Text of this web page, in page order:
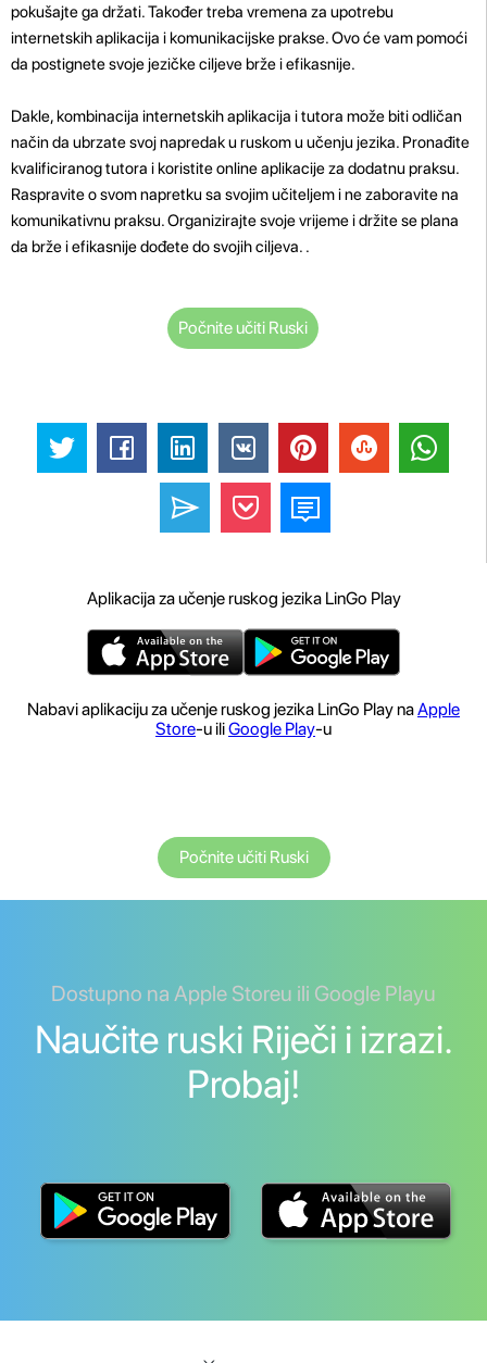
pokušajte ga držati. Također treba vremena za upotrebu
internetskih aplikacija i komunikacijske prakse. Ovo će vam pomoći
da postignete svoje jezičke ciljeve brže i efikasnije.
Dakle, kombinacija internetskih aplikacija i tutora može biti odličan
način da ubrzate svoj napredak u ruskom u učenju jezika. Pronađite
kvalificiranog tutora i koristite online aplikacije za dodatnu praksu.
Raspravite o svom napretku sa svojim učiteljem i ne zaboravite na
komunikativnu praksu. Organizirajte svoje vrijeme i držite se plana
da brže i efikasnije dođete do svojih ciljeva. .
Počnite učiti Ruski
Aplikacija za učenje ruskog jezika LinGo Play
Nabavi aplikaciju za učenje ruskog jezika LinGo Play naApple
Store-u iliGoogle Play-u
Počnite učiti Ruski
Dostupno na Apple Storeu ili Google Playu
Naučite ruski Riječi i izrazi.
Probaj!